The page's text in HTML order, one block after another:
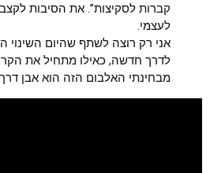
קברות לסקיצות”. את הסיבות
לעצמי.
אני רק רוצה לשתף שהיום השינוי
לדרך חדשה, כאילו מתחיל את
מבחינתי האלבום הזה הוא אבן